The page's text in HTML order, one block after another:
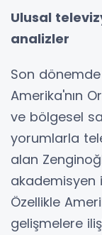
Ulusal
analizler
Son
Amerika'nın
ve bölgesel
yorumlarla
alan
akademisyen
Özellikle
gelişmelere